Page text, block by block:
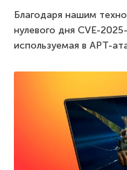
Благодаря нашим
нулевого дня CVE-
используемая в APT-